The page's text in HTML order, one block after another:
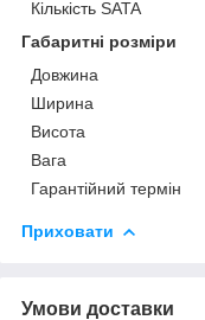
Кількість SATA
Габаритні розміри
Довжина
Ширина
Висота
Вага
Гарантійний термін
Приховати
Умови доставки